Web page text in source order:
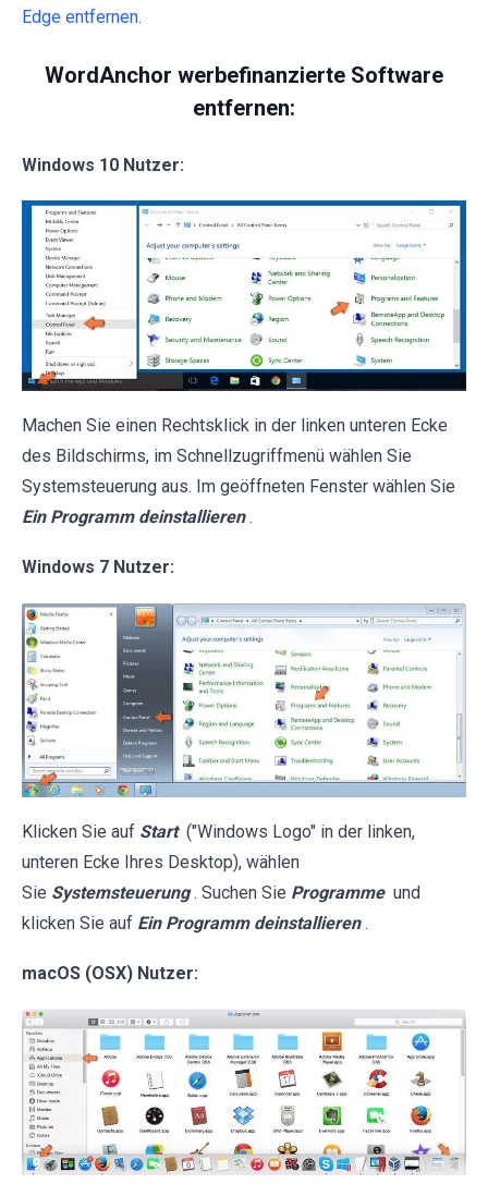
Edge entfernen.
WordAnchor werbefinanzierte Software
entfernen:
Windows 10 Nutzer:
Machen Sie einen Rechtsklick in der linken unteren Ecke
des Bildschirms, im Schnellzugriffmenü wählen Sie
Systemsteuerung aus. Im geöffneten Fenster wählen Sie
Ein Programm deinstallieren .
Windows 7 Nutzer:
Klicken Sie auf Start ("Windows Logo" in der linken,
unteren Ecke Ihres Desktop), wählen
Sie Systemsteuerung . Suchen Sie Programme und
klicken Sie auf Ein Programm deinstallieren .
macOS (OSX) Nutzer: